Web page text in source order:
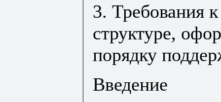
3. Требования
структуре,
порядку
Введение